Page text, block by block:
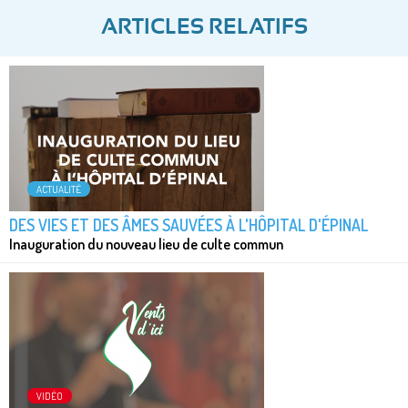
ARTICLES RELATIFS
ACTUALITÉ
DES VIES ET DES ÂMES SAUVÉES À L'HÔPITAL D'ÉPINAL
Inauguration du nouveau lieu de culte commun
VIDÉO